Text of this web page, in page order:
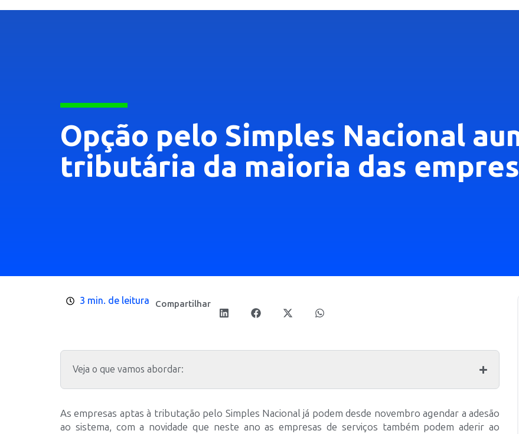
Opção pelo Simples Nacional
tributária da maioria das
3 min. de leitura Compartilhar
Veja o que vamos abordar:
As empresas aptas à tributação pelo Simples Nacional já podem desde novembro agendar a adesão
ao sistema, com a novidade que neste ano as empresas de serviços também podem aderir ao